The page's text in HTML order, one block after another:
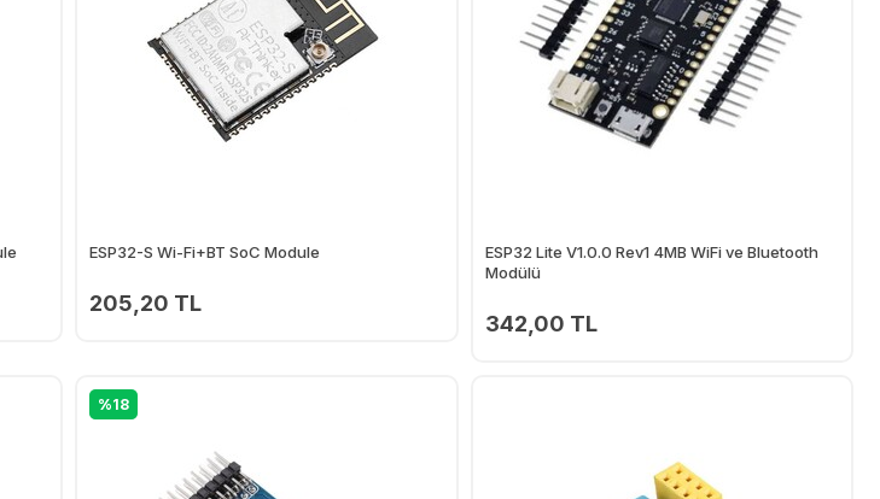
ESP32-S Wi-Fi+BT SoC Module
205,20 TL
ESP32 Lite V1.0.0 Rev1 4MB WiFi ve Bluetooth
Modülü
342,00 TL
%18